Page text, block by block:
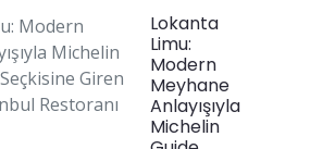
Lokanta
Limu:
Modern
Meyhane
Anlayışıyla
Michelin